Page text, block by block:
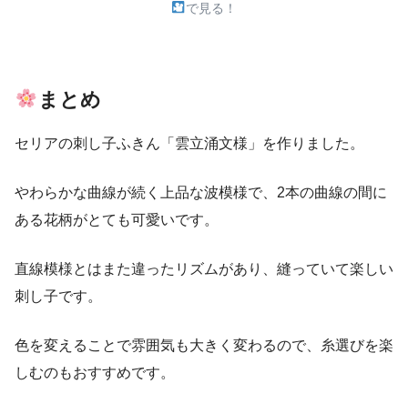
で見る！
まとめ
セリアの刺し子ふきん「雲立涌文様」を作りました。
やわらかな曲線が続く上品な波模様で、2本の曲線の間に
ある花柄がとても可愛いです。
直線模様とはまた違ったリズムがあり、縫っていて楽しい
刺し子です。
色を変えることで雰囲気も大きく変わるので、糸選びを楽
しむのもおすすめです。